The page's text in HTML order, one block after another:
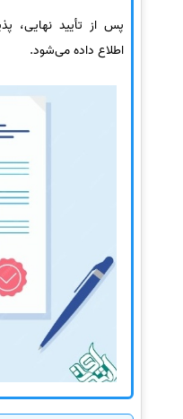
پس از تأیید نهایی،
اطلاع داده می‌شود.